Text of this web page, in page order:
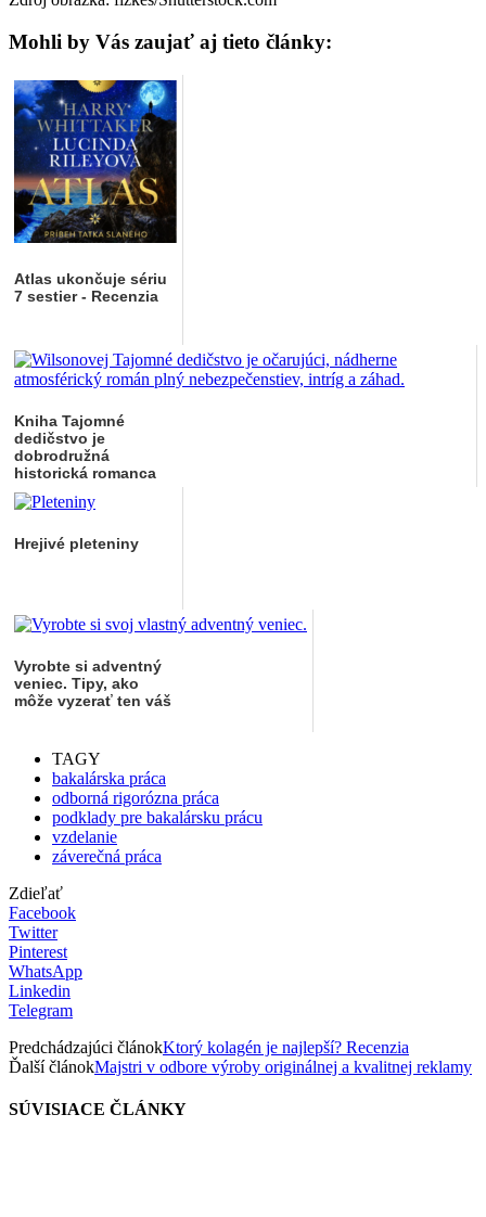
Mohli by Vás zaujať aj tieto články:
Atlas ukončuje sériu
7 sestier - Recenzia
Kniha Tajomné
dedičstvo je
dobrodružná
historická romanca
Hrejivé pleteniny
Vyrobte si adventný
veniec. Tipy, ako
môže vyzerať ten váš
TAGY
bakalárska práca
odborná rigorózna práca
podklady pre bakalársku prácu
vzdelanie
záverečná práca
Zdieľať
Facebook
Twitter
Pinterest
WhatsApp
Linkedin
Telegram
Predchádzajúci článokKtorý kolagén je najlepší? Recenzia
Ďalší článokMajstri v odbore výroby originálnej a kvalitnej reklamy
SÚVISIACE ČLÁNKY